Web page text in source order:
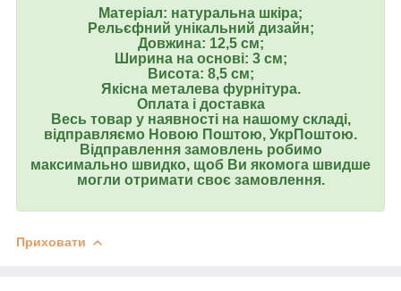
Матеріал: натуральна шкіра;
Рельєфний унікальний дизайн;
Довжина: 12,5 см;
Ширина на основі: 3 см;
Висота: 8,5 см;
Якісна металева фурнітура.
Оплата і доставка
Весь товар у наявності на нашому складі,
відправляємо Новою Поштою, УкрПоштою.
Відправлення замовлень робимо
максимально швидко, щоб Ви якомога швидше
могли отримати своє замовлення.
Приховати